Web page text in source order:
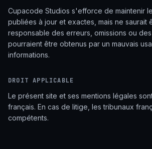
Cupacode Studios s'efforce de maintenir
publiées à jour et exactes, mais ne saurait
responsable des erreurs, omissions ou
pourraient être obtenus par un mauvais
informations.
DROIT APPLICABLE
Le présent site et ses mentions légales
français. En cas de litige, les tribunaux
compétents.